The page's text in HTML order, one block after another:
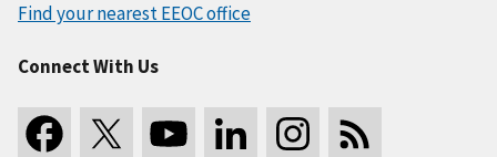
Find your nearest EEOC office
Connect With Us